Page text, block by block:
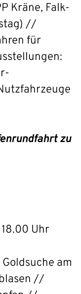
Kräne, Falk-
//
für
zu
Uhr
am
//